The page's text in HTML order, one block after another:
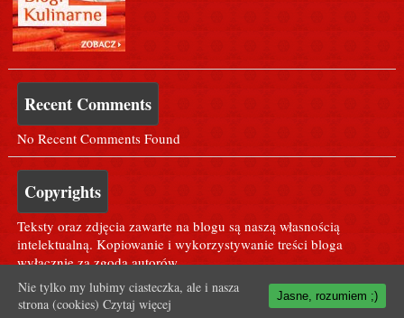
Recent Comments
No Recent Comments Found
Copyrights
Teksty oraz zdjęcia zawarte na blogu są naszą własnością
intelektualną. Kopiowanie i wykorzystywanie treści bloga
wyłącznie za zgodą autorów.
Dla Agusi ;* <3
Nie tylko my lubimy ciasteczka, ale i nasza
strona (cookies) Czytaj więcej Jasne, rozumiem ;)